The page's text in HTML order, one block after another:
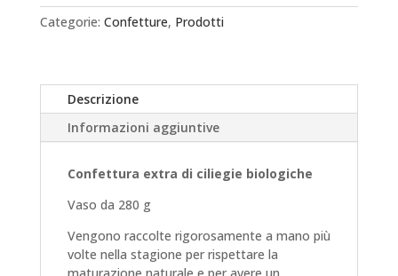
biologiche
quantità
Categorie: Confetture, Prodotti
Descrizione
Informazioni aggiuntive
Confettura extra di ciliegie biologiche
Vaso da 280 g
Vengono raccolte rigorosamente a mano più
volte nella stagione per rispettare la